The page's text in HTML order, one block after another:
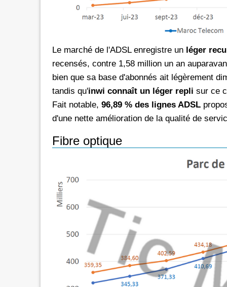
Le marché de l'ADSL enregistre un léger
recensés, contre 1,58 million un an
bien que sa base d'abonnés ait légèrement
tandis qu'inwi connaît un léger repli sur ce
Fait notable, 96,89 % des lignes ADSL
d'une nette amélioration de la qualité de
Fibre optique